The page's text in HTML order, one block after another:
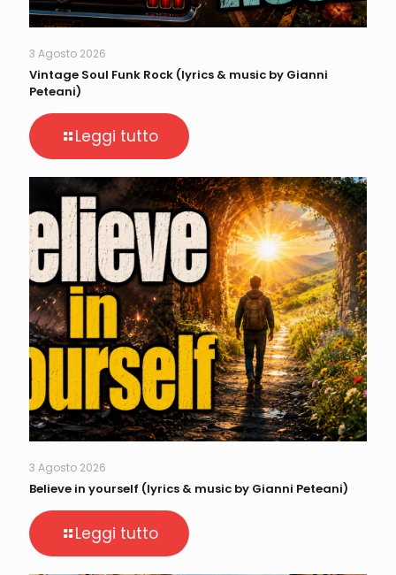
3 Agosto 2026
Vintage Soul Funk Rock (lyrics & music by Gianni
Peteani)
Leggi tutto
3 Agosto 2026
Believe in yourself (lyrics & music by Gianni Peteani)
Leggi tutto